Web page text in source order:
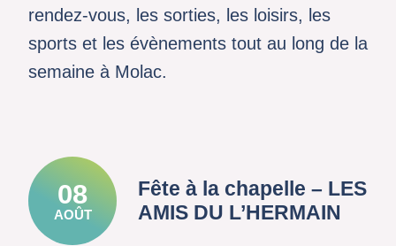
rendez-vous, les sorties, les loisirs, les
sports et les évènements tout au long de la
semaine à Molac.
08
AOÛT
Fête à la chapelle – LES
AMIS DU L’HERMAIN